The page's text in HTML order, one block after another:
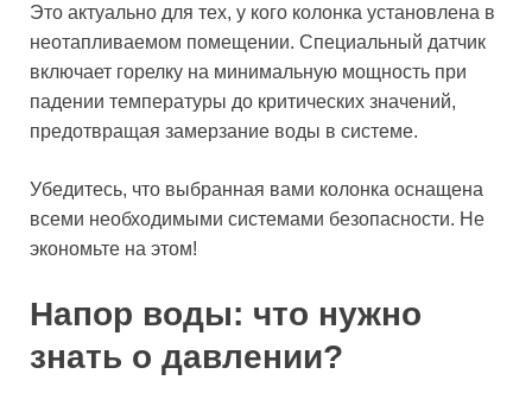
Это актуально для тех, у кого колонка установлена в
неотапливаемом помещении. Специальный датчик
включает горелку на минимальную мощность при
падении температуры до критических значений,
предотвращая замерзание воды в системе.
Убедитесь, что выбранная вами колонка оснащена
всеми необходимыми системами безопасности. Не
экономьте на этом!
Напор воды: что нужно
знать о давлении?